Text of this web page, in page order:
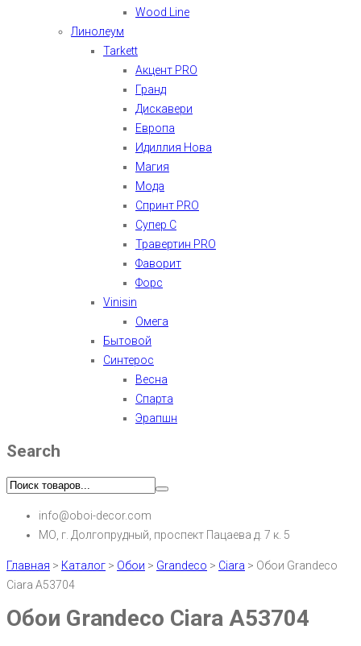
Wood Line
Линолеум
Tarkett
Акцент PRO
Гранд
Дискавери
Европа
Идиллия Нова
Магия
Мода
Спринт PRO
Супер С
Травертин PRO
Фаворит
Форс
Vinisin
Омега
Бытовой
Синтерос
Весна
Спарта
Эрапшн
Search
info@oboi-decor.com
МО, г. Долгопрудный, проспект Пацаева д. 7 к. 5
Главная > Каталог > Обои > Grandeco > Ciara > Обои Grandeco
Ciara A53704
Обои Grandeco Ciara A53704